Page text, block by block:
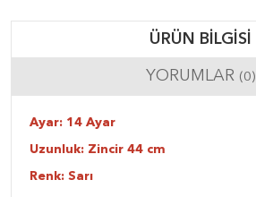
ÜRÜN BILGISI
YORUMLAR (0)
Ayar: 14 Ayar
Uzunluk: Zincir 44 cm
Renk: Sarı